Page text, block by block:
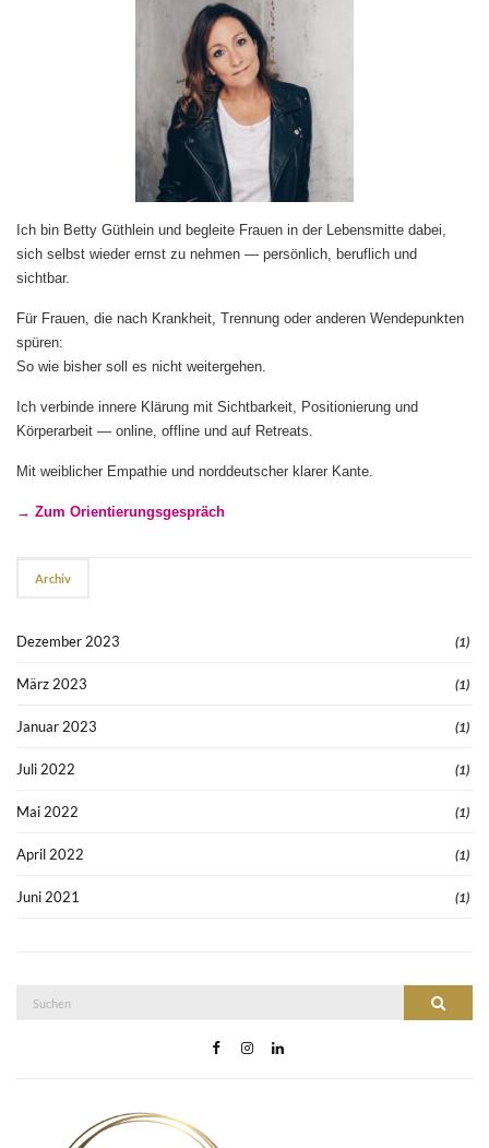
Ich bin Betty Güthlein und begleite Frauen in der Lebensmitte dabei,
sich selbst wieder ernst zu nehmen — persönlich, beruflich und
sichtbar.
Für Frauen, die nach Krankheit, Trennung oder anderen Wendepunkten
spüren:
So wie bisher soll es nicht weitergehen.
Ich verbinde innere Klärung mit Sichtbarkeit, Positionierung und
Körperarbeit — online, offline und auf Retreats.
Mit weiblicher Empathie und norddeutscher klarer Kante.
→ Zum Orientierungsgespräch
Archiv
Dezember 2023 (1)
März 2023 (1)
Januar 2023 (1)
Juli 2022 (1)
Mai 2022 (1)
April 2022 (1)
Juni 2021 (1)
Suchen